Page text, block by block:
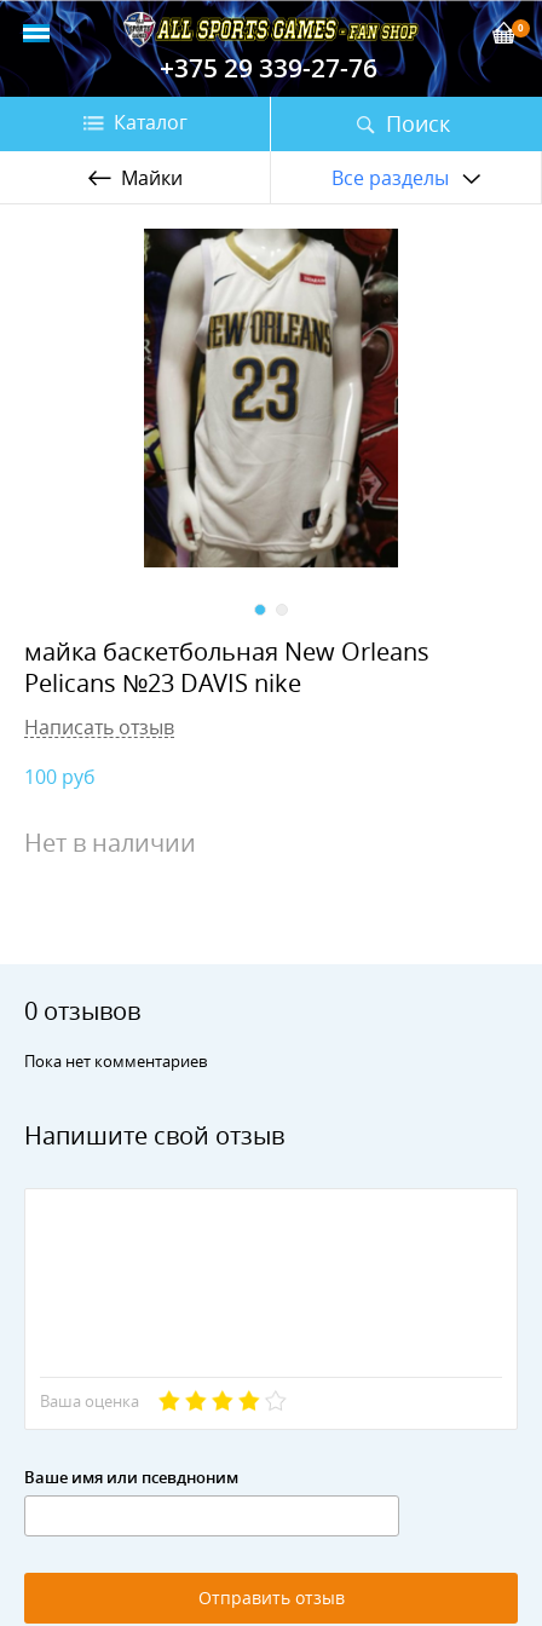
+375 29 339-27-76
Поиск
0
Каталог
Майки Все разделы
майка баскетбольная New Orleans
Pelicans №23 DAVIS nike
Написать отзыв
100 руб
Нет в наличии
0 отзывов
Пока нет комментариев
Напишите свой отзыв
Ваша оценка
Ваше имя или псевдноним
Отправить отзыв